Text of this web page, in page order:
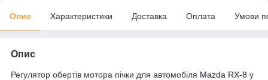
Опис Характеристики Доставка Оплата Умови
Опис
Регулятор обертів мотора пічки для автомобіля Mazda RX-8 у